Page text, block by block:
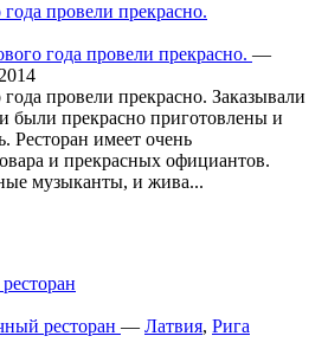
провели прекрасно.
года провели прекрасно. —
провели прекрасно. Заказывали
прекрасно приготовлены и
Ресторан имеет очень
и прекрасных официантов.
музыканты, и жива...
ресторан — Латвия, Рига